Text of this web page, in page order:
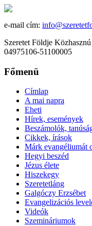
e-mail cím:
Szeretet Földje
04975106-51100005
Főmenü
Címlap
A mai napra
Eheti
Hírek, események
Beszámolók,
Cikkek, írások
Márk evangéliumát
Hegyi beszéd
Jézus élete
Hiszekegy
Szeretetláng
Galgóczy Erzsébet
Evangelizációs
Videók
Szemináriumok